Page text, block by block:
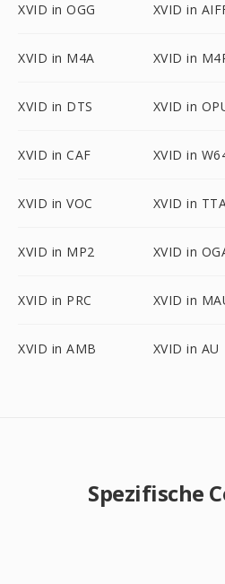
XVID in OGG XVID in
XVID in M4A XVID in
XVID in DTS XVID in
XVID in CAF XVID in
XVID in VOC XVID in
XVID in MP2 XVID in
XVID in PRC XVID in
XVID in AMB XVID in AU
Spezifische